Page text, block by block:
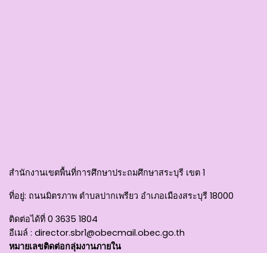
สำนักงานเขตพื้นที่การศึกษาประถมศึกษาสระบุรี เขต 1
ที่อยู่: ถนนมิตรภาพ ตำบลปากเพรียว อำเภอเมืองสระบุรี 18000
ติดต่อได้ที่ 0 3635 1804
อีเมล์ : director.sbr1@obecmail.obec.go.th
หมายเลขติดต่อกลุ่มงานภายใน